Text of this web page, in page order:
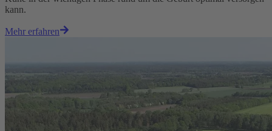
kann.
Mehr erfahren